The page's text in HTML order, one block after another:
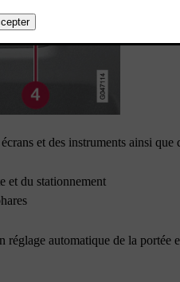
et des instruments ainsi que
et du stationnement
réglage automatique de la